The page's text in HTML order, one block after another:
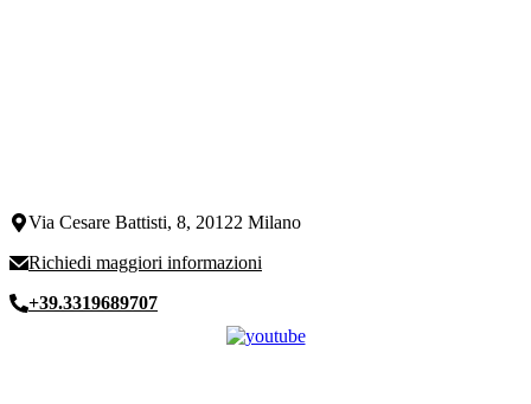
Via Cesare Battisti, 8, 20122 Milano
Richiedi maggiori informazioni
+39.3319689707